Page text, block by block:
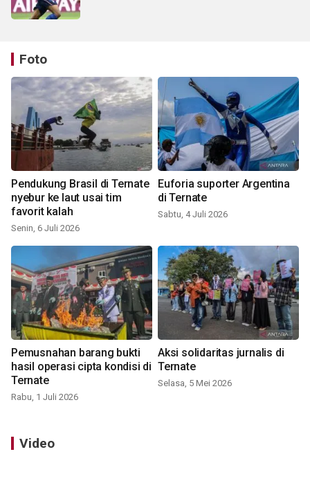
Foto
Pendukung Brasil di Ternate
nyebur ke laut usai tim
favorit kalah
Senin, 6 Juli 2026
Euforia suporter Argentina
di Ternate
Sabtu, 4 Juli 2026
Pemusnahan barang bukti
hasil operasi cipta kondisi di
Ternate
Rabu, 1 Juli 2026
Aksi solidaritas jurnalis di
Ternate
Selasa, 5 Mei 2026
Video